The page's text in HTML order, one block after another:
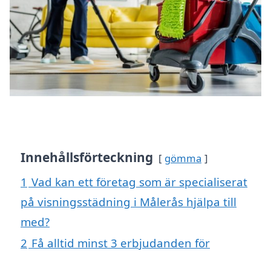
Innehållsförteckning gömma
1 Vad kan ett företag som är specialiserat
på visningsstädning i Målerås hjälpa till
med?
2 Få alltid minst 3 erbjudanden för